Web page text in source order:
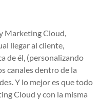
Marketing Cloud,
llegar al cliente,
de él, (personalizando
canales dentro de la
Y lo mejor es que todo
Cloud y con la misma